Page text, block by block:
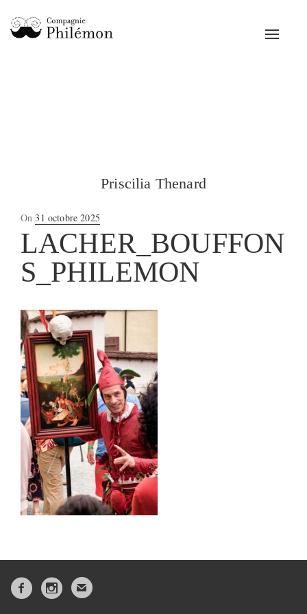
Toggle
Priscilia Thenard
OnPosted
31 octobre 2025
LACHER_BOUFFON
S_PHILEMON